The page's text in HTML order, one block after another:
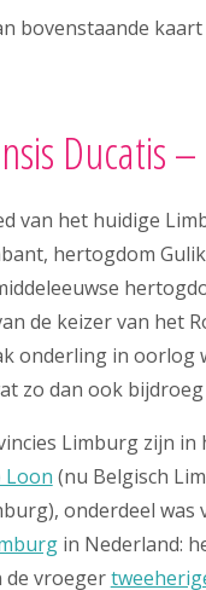
bovenstaande
Ducatis
van het huidige
hertogdom
de keizer van het
onderling in oorlog
zo dan ook
Limburg zijn
Loon (nu Belgisch
onderdeel was
in Nederland:
de vroeger